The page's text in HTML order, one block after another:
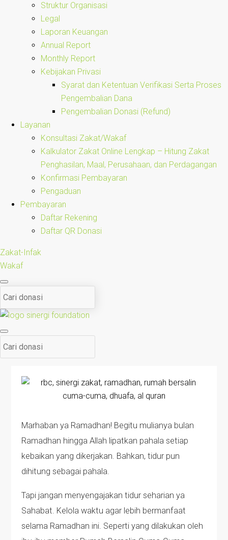
Struktur Organisasi
Legal
Laporan Keuangan
Annual Report
Monthly Report
Kebijakan Privasi
Syarat dan Ketentuan Verifikasi Serta Proses
Pengembalian Dana
Pengembalian Donasi (Refund)
Layanan
Konsultasi Zakat/Wakaf
Kalkulator Zakat Online Lengkap – Hitung Zakat
Penghasilan, Maal, Perusahaan, dan Perdagangan
Konfirmasi Pembayaran
Pengaduan
Pembayaran
Daftar Rekening
Daftar QR Donasi
Zakat-Infak
Wakaf
Marhaban ya Ramadhan! Begitu mulianya bulan
Ramadhan hingga Allah lipatkan pahala setiap
kebaikan yang dikerjakan. Bahkan, tidur pun
dihitung sebagai pahala.
Tapi jangan menyengajakan tidur seharian ya
Sahabat. Kelola waktu agar lebih bermanfaat
selama Ramadhan ini. Seperti yang dilakukan oleh